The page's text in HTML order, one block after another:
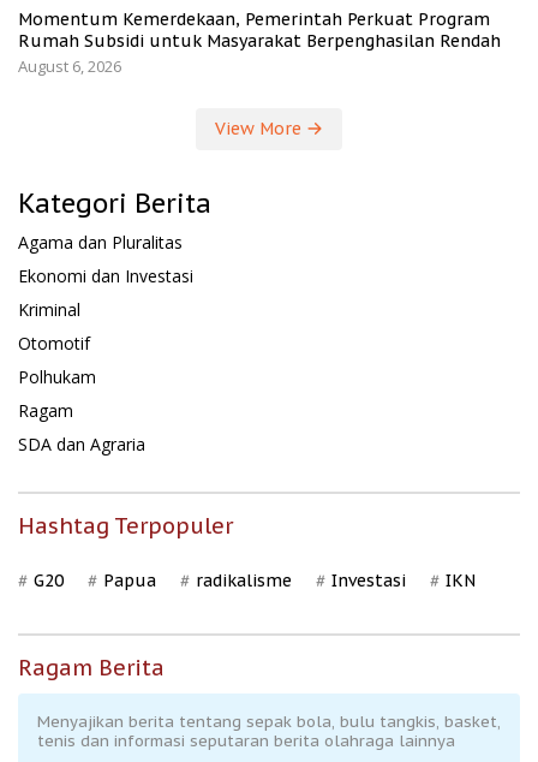
Momentum Kemerdekaan, Pemerintah Perkuat Program
Rumah Subsidi untuk Masyarakat Berpenghasilan Rendah
August 6, 2026
View More
Kategori Berita
Agama dan Pluralitas
Ekonomi dan Investasi
Kriminal
Otomotif
Polhukam
Ragam
SDA dan Agraria
Hashtag Terpopuler
G20 Papua radikalisme Investasi IKN
Ragam Berita
Menyajikan berita tentang sepak bola, bulu tangkis, basket,
tenis dan informasi seputaran berita olahraga lainnya